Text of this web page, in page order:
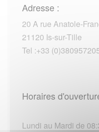
Adresse :
20 A rue Anatole-
21120 Is-sur-Tille
Tel :+33
Horaires
Lundi au Mardi de